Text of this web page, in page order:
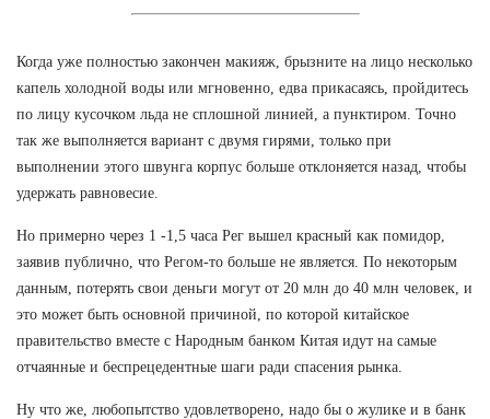
Когда уже полностью закончен макияж, брызните на лицо несколько
капель холодной воды или мгновенно, едва прикасаясь, пройдитесь
по лицу кусочком льда не сплошной линией, а пунктиром. Точно
так же выполняется вариант с двумя гирями, только при
выполнении этого швунга корпус больше отклоняется назад, чтобы
удержать равновесие.
Но примерно через 1 -1,5 часа Рег вышел красный как помидор,
заявив публично, что Регом-то больше не является. По некоторым
данным, потерять свои деньги могут от 20 млн до 40 млн человек, и
это может быть основной причиной, по которой китайское
правительство вместе с Народным банком Китая идут на самые
отчаянные и беспрецедентные шаги ради спасения рынка.
Ну что же, любопытство удовлетворено, надо бы о жулике и в банк